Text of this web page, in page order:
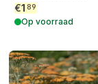
€1 89
Op voorraad